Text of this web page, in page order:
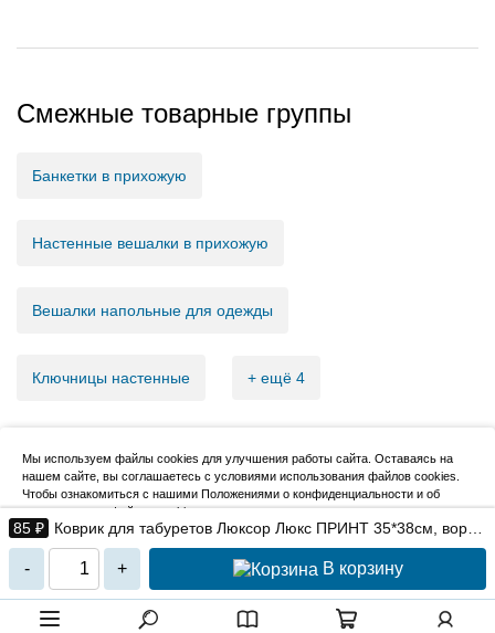
85 ₽
Коврик для табуретов Люксор Люкс ПРИНТ 35*38см, ворс
3мм, (ассорти)
- + В корзину
Смежные товарные группы
Банкетки в прихожую
Настенные вешалки в прихожую
Вешалки напольные для одежды
Ключницы настенные + ещё 4
2007–2026, НовМетиз
Мы используем файлы cookies для улучшения работы сайта. Оставаясь на
нашем сайте, вы соглашаетесь с условиями использования файлов cookies.
Чтобы ознакомиться с нашими Положениями о конфиденциальности и об
использовании файлов cookie,нажмите здесь.
Я согласен